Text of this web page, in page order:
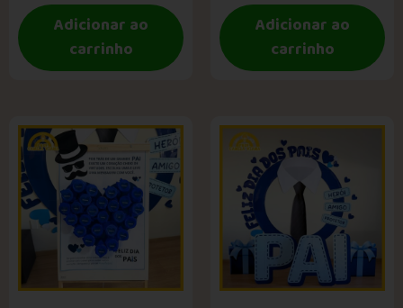
Adicionar ao
carrinho
Adicionar ao
carrinho